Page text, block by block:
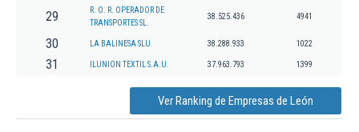
29
R. O. R. OPERADOR DE
TRANSPORTES SL.
38.525.436 4941
30 LA BALINESA SLU 38.288.933 1022
31 ILUNION TEXTIL S.A.U. 37.963.793 1399
Ver Ranking de Empresas de León